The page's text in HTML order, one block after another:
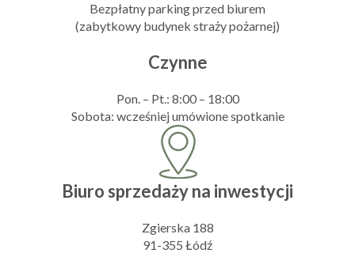
Bezpłatny parking przed biurem
(zabytkowy budynek straży pożarnej)
Czynne
Pon. – Pt.: 8:00 – 18:00
Sobota: wcześniej umówione spotkanie
Biuro sprzedaży na inwestycji
Zgierska 188
91-355 Łódź